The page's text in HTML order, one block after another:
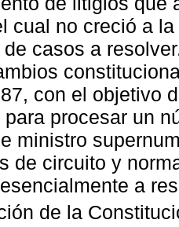
cual no creció a
casos a
con el objetivo
procesar un
ministro
de circuito y
a
de la